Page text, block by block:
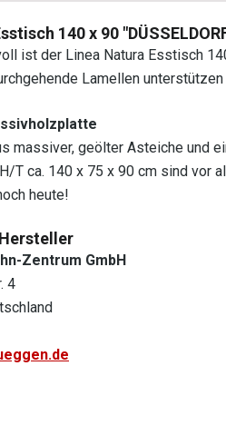
140 x 90
ist der Linea Natura Esstisch
Lamellen
massiver, geölter Asteiche und
T ca. 140 x 75 x 90 cm sind vor
heute!
Zentrum GmbH
4